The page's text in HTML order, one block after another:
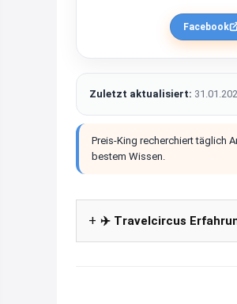
Facebook
Zuletzt aktualisiert:
Preis-King recherchiert täglich
bestem Wissen.
✈️ Travelcircus